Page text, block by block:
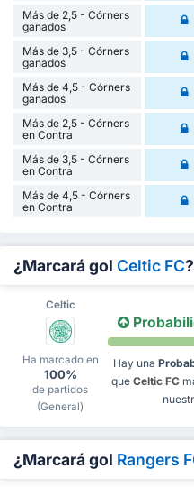
Más de 2,5 - Córners
ganados
Más de 3,5 - Córners
ganados
Más de 4,5 - Córners
ganados
Más de 2,5 - Córners
en Contra
Más de 3,5 - Córners
en Contra
Más de 4,5 - Córners
en Contra
¿Marcará gol Celtic FC?
Celtic
Ha marcado en
100%
de partidos
(General)
Hay una
que Celtic FC
¿Marcará gol Rangers